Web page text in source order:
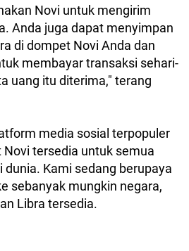
Novi untuk mengirim
Anda juga dapat menyimpan
di dompet Novi Anda dan
membayar transaksi sehari-
uang itu diterima," terang
media sosial terpopuler
tersedia untuk semua
dunia. Kami sedang berupaya
sebanyak mungkin negara,
Libra tersedia.